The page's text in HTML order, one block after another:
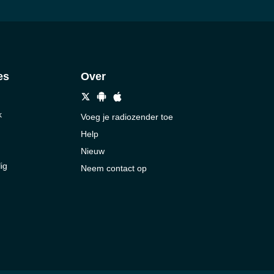
Over
Voeg je radiozender toe
Help
Nieuw
Neem contact op